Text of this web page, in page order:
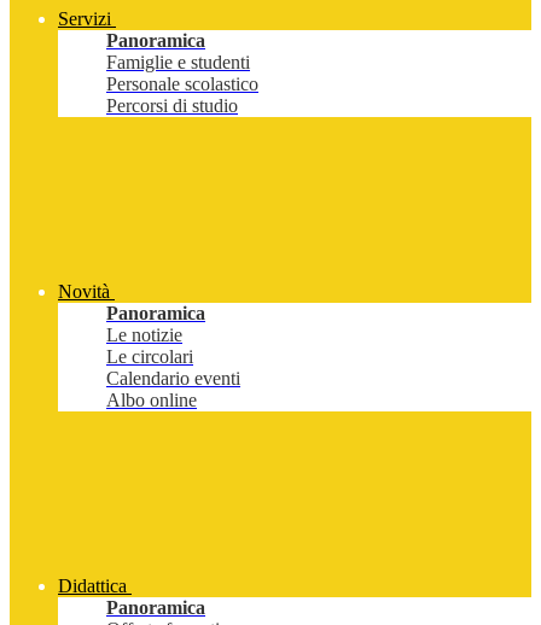
Servizi
Panoramica
Famiglie e studenti
Personale scolastico
Percorsi di studio
Novità
Panoramica
Le notizie
Le circolari
Calendario eventi
Albo online
Didattica
Panoramica